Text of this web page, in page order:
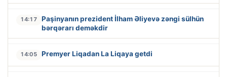
14:17
Paşinyanın prezident İlham Əliyevə zəngi sülhün
bərqərarı deməkdir
14:05 Premyer Liqadan La Liqaya getdi